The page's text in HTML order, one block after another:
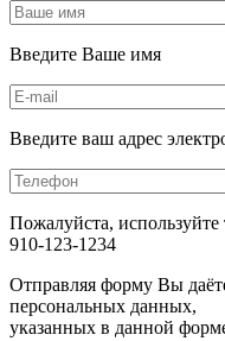
Введите Ваше имя
Введите ваш адрес
Пожалуйста,
910-123-1234
Отправляя форму Вы
персональных данных,
указанных в данной